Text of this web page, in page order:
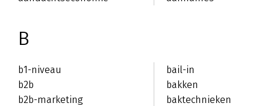
B
b1-niveau
b2b
b2b-marketing
bail-in
bakken
baktechnieken